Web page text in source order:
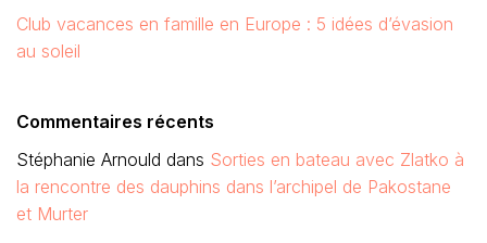
Club vacances en famille en Europe : 5 idées d’évasion
au soleil
Commentaires récents
Stéphanie Arnould dans Sorties en bateau avec Zlatko à
la rencontre des dauphins dans l’archipel de Pakostane
et Murter